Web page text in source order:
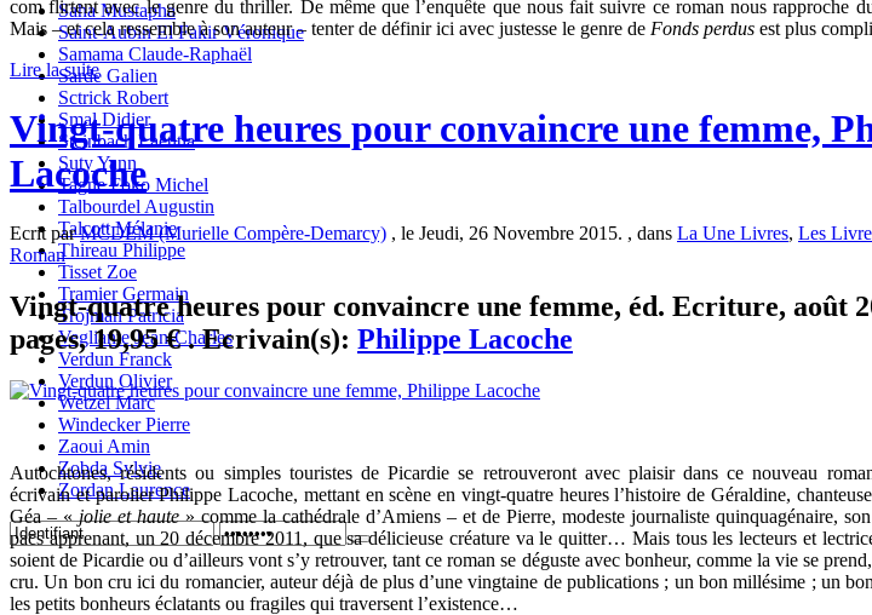
Saha Mustapha
Saint-Aubin El Fakir Véronique
Samama Claude-Raphaël
Sarde Galien
Sctrick Robert
Smal Didier
Steinbach Laetitia
Suty Yann
Tagne Foko Michel
Talbourdel Augustin
Talcott Mélanie
Thireau Philippe
Tisset Zoe
Tramier Germain
Trojman Patricia
Vegliante Jean-Charles
Verdun Franck
Verdun Olivier
Wetzel Marc
Windecker Pierre
Zaoui Amin
Zobda Sylvie
Zordan Laurence
com flirtent avec le genre du thriller. De même que l’enquête que nous fait suivre ce roman nous rapproche
Mais – et cela ressemble à son auteur – tenter de définir ici avec justesse le genre de Fonds perdus est plus
Lire la suite
Vingt-quatre heures pour convaincre une femme,
Lacoche
Ecrit parMCDEM (Murielle Compère-Demarcy) , le Jeudi, 26 Novembre 2015. , dans La Une Livres, Les
Roman
Vingt-quatre heures pour convaincre une femme, éd. Ecriture, août
pages, 19,95 € . Ecrivain(s): Philippe Lacoche
Autochtones, résidents ou simples touristes de Picardie se retrouveront avec plaisir dans ce nouveau
écrivain et parolier Philippe Lacoche, mettant en scène en vingt-quatre heures l’histoire de Géraldine,
Géa – «jolie et haute» comme la cathédrale d’Amiens – et de Pierre, modeste journaliste quinquagénaire,
pacs apprenant, un 20 décembre 2011, que sa délicieuse créature va le quitter… Mais tous les lecteurs et
soient de Picardie ou d’ailleurs vont s’y retrouver, tant ce roman se déguste avec bonheur, comme la vie se
cru. Un bon cru ici du romancier, auteur déjà de plus d’une vingtaine de publications ; un bon millésime ; un
les petits bonheurs éclatants ou fragiles qui traversent l’existence…